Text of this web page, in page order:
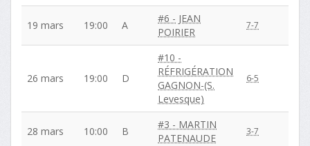
19 mars 19:00 A
#6 - JEAN
POIRIER
7-7
26 mars 19:00 D
#10 -
RÉFRIGÉRATION
GAGNON-(S.
Levesque)
6-5
28 mars 10:00 B
#3 - MARTIN
PATENAUDE
3-7